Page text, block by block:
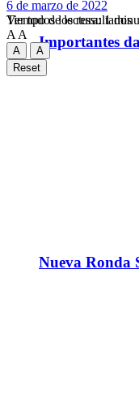
Importantes
Nueva Ronda
Ver todos los ressultados
6 de marzo de 2022
Tiempo de lectura: 1
A A
A
A
Reset